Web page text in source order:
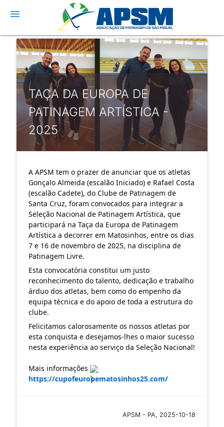
menu
TAÇA DA EUROPA DE
PATINAGEM ARTÍSTICA -
2025
A APSM tem o prazer de anunciar que os atletas
Gonçalo Almeida (escalão Iniciado) e Rafael Costa
(escalão Cadete), do Clube de Patinagem de
Santa Cruz, foram convocados para integrar a
Seleção Nacional de Patinagem Artística, que
participará na Taça da Europa de Patinagem
Artística a decorrer em Matosinhos, entre os dias
7 e 16 de novembro de 2025, na disciplina de
Patinagem Livre.
Esta convocatória constitui um justo
reconhecimento do talento, dedicação e trabalho
árduo dos atletas, bem como do empenho da
equipa técnica e do apoio de toda a estrutura do
clube.
Felicitamos calorosamente os nossos atletas por
esta conquista e desejamos-lhes o maior sucesso
nesta experiência ao serviço da Seleção Nacional!
Mais informações
https://cupofeuropematosinhos25.com/
APSM - PA, 2025-10-18